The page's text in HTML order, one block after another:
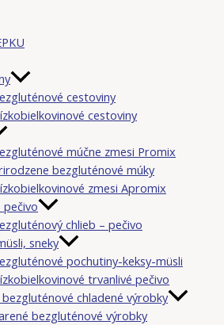
cestoviny
cestoviny
múčne zmesi Promix
bezgluténové múky
zmesi Apromix
pečivo
chlieb – pečivo
sneky
pochutiny-keksy-müsli
trvanlivé pečivo
chladené výrobky
bezgluténové výrobky